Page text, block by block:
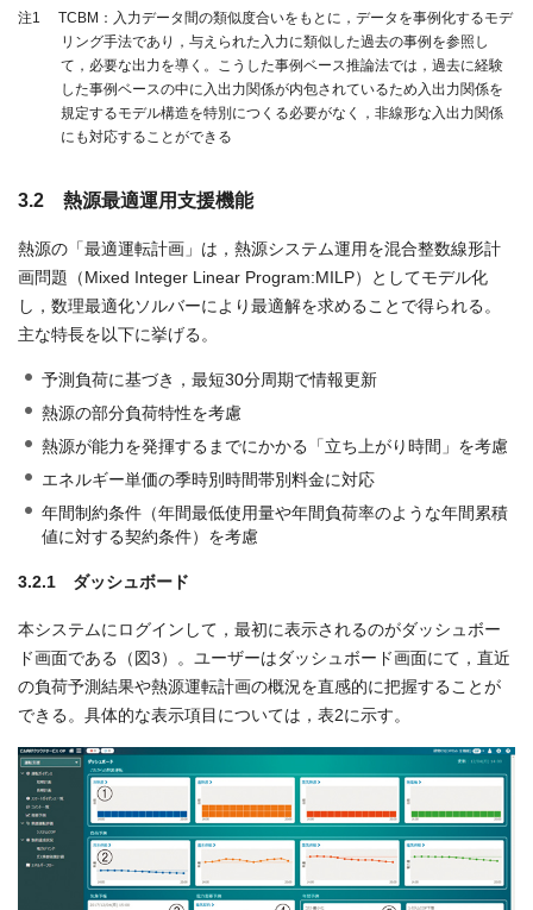
注1 TCBM：入力データ間の類似度合いをもとに，データを事例化するモデ
リング手法であり，与えられた入力に類似した過去の事例を参照し
て，必要な出力を導く。こうした事例ベース推論法では，過去に経験
した事例ベースの中に入出力関係が内包されているため入出力関係を
規定するモデル構造を特別につくる必要がなく，非線形な入出力関係
にも対応することができる
3.2 熱源最適運用支援機能
熱源の「最適運転計画」は，熱源システム運用を混合整数線形計
画問題（Mixed Integer Linear Program:MILP）としてモデル化
し，数理最適化ソルバーにより最適解を求めることで得られる。
主な特長を以下に挙げる。
予測負荷に基づき，最短30分周期で情報更新
熱源の部分負荷特性を考慮
熱源が能力を発揮するまでにかかる「立ち上がり時間」を考慮
エネルギー単価の季時別時間帯別料金に対応
年間制約条件（年間最低使用量や年間負荷率のような年間累積
値に対する契約条件）を考慮
3.2.1 ダッシュボード
本システムにログインして，最初に表示されるのがダッシュボー
ド画面である（図3）。ユーザーはダッシュボード画面にて，直近
の負荷予測結果や熱源運転計画の概況を直感的に把握することが
できる。具体的な表示項目については，表2に示す。